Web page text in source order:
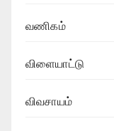
வணிகம்
விளையாட்டு
விவசாயம்